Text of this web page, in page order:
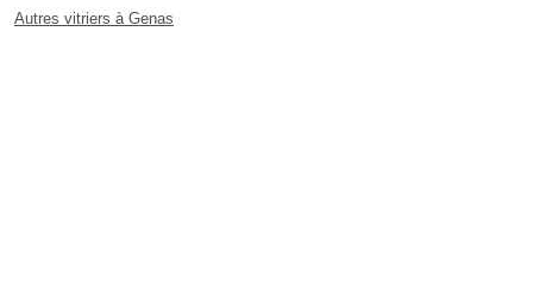
Autres vitriers à Genas